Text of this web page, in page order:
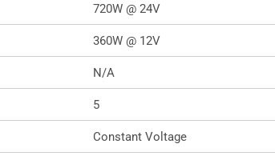
720W @ 24V
360W @ 12V
N/A
5
Constant Voltage